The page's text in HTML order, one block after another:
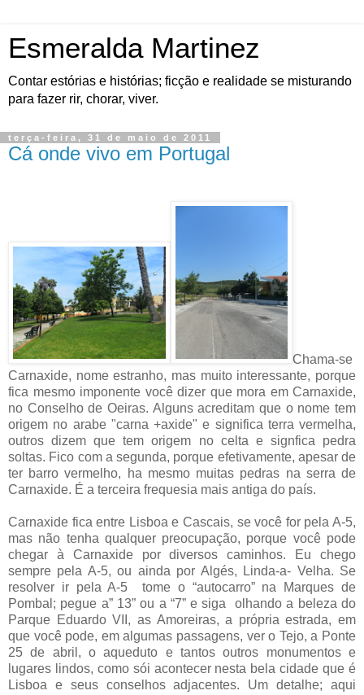
Esmeralda Martinez
Contar estórias e histórias; ficção e realidade se misturando
para fazer rir, chorar, viver.
terça-feira, 31 de maio de 2011
Cá onde vivo em Portugal
Chama-se
Carnaxide, nome estranho, mas muito interessante, porque
fica mesmo imponente você dizer que mora em Carnaxide,
no Conselho de Oeiras. Alguns acreditam que o nome tem
origem no arabe "carna +axide" e significa terra vermelha,
outros dizem que tem origem no celta e signfica pedra
soltas. Fico com a segunda, porque efetivamente, apesar de
ter barro vermelho, ha mesmo muitas pedras na serra de
Carnaxide. É a terceira frequesia mais antiga do país.
Carnaxide fica entre Lisboa e Cascais, se você for pela A-5,
mas não tenha qualquer preocupação, porque você pode
chegar à Carnaxide por diversos caminhos. Eu chego
sempre pela A-5, ou ainda por Algés, Linda-a- Velha. Se
resolver ir pela A-5 tome o “autocarro” na Marques de
Pombal; pegue a” 13” ou a “7” e siga olhando a beleza do
Parque Eduardo VII, as Amoreiras, a própria estrada, em
que você pode, em algumas passagens, ver o Tejo, a Ponte
25 de abril, o aqueduto e tantos outros monumentos e
lugares lindos, como sói acontecer nesta bela cidade que é
Lisboa e seus conselhos adjacentes. Um detalhe; aqui